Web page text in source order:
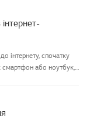
інтернету, спочатку
смартфон або ноутбук,